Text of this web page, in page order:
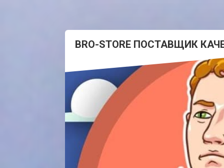
BRO-STORE ПОСТАВЩИК